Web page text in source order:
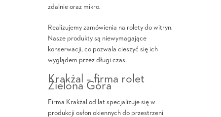
zdalnie oraz mikro.
Realizujemy zamówienia na rolety do witryn.
Nasze produkty są niewymagające
konserwacji, co pozwala cieszyć się ich
wyglądem przez długi czas.
Krakżal – firma rolet
Zielona Góra
Firma Krakżal od lat specjalizuje się w
produkcji osłon okiennych do przestrzeni